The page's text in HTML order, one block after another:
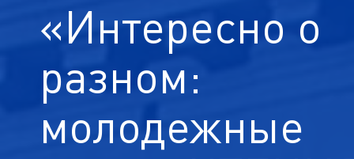
«Интересно о
разном:
молодежные